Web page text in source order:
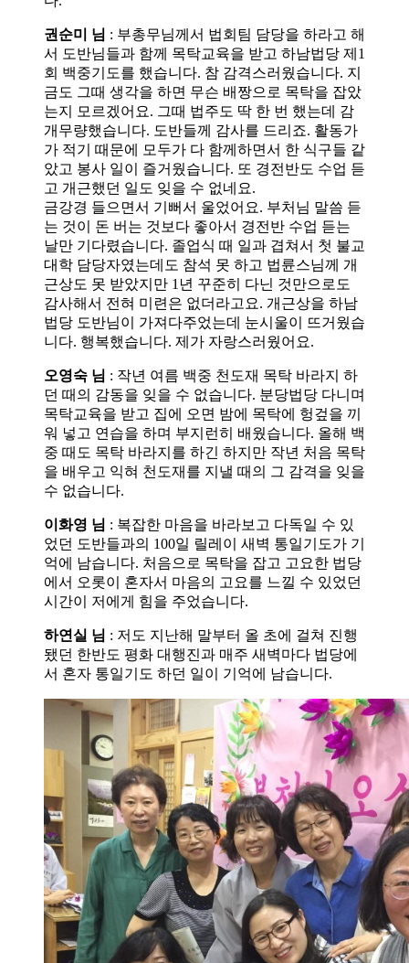
권순미 님 : 부총무님께서 법회팀 담당을 하라고 해
서 도반님들과 함께 목탁교육을 받고 하남법당 제1
회 백중기도를 했습니다. 참 감격스러웠습니다. 지
금도 그때 생각을 하면 무슨 배짱으로 목탁을 잡았
는지 모르겠어요. 그때 법주도 딱 한 번 했는데 감
개무량했습니다. 도반들께 감사를 드리죠. 활동가
가 적기 때문에 모두가 다 함께하면서 한 식구들 같
았고 봉사 일이 즐거웠습니다. 또 경전반도 수업 듣
고 개근했던 일도 잊을 수 없네요.
금강경 들으면서 기뻐서 울었어요. 부처님 말씀 듣
는 것이 돈 버는 것보다 좋아서 경전반 수업 듣는
날만 기다렸습니다. 졸업식 때 일과 겹쳐서 첫 불교
대학 담당자였는데도 참석 못 하고 법륜스님께 개
근상도 못 받았지만 1년 꾸준히 다닌 것만으로도
감사해서 전혀 미련은 없더라고요. 개근상을 하남
법당 도반님이 가져다주었는데 눈시울이 뜨거웠습
니다. 행복했습니다. 제가 자랑스러웠어요.
오영숙 님 : 작년 여름 백중 천도재 목탁 바라지 하
던 때의 감동을 잊을 수 없습니다. 분당법당 다니며
목탁교육을 받고 집에 오면 밤에 목탁에 헝겊을 끼
워 넣고 연습을 하며 부지런히 배웠습니다. 올해 백
중 때도 목탁 바라지를 하긴 하지만 작년 처음 목탁
을 배우고 익혀 천도재를 지낼 때의 그 감격을 잊을
수 없습니다.
이화영 님 : 복잡한 마음을 바라보고 다독일 수 있
었던 도반들과의 100일 릴레이 새벽 통일기도가 기
억에 남습니다. 처음으로 목탁을 잡고 고요한 법당
에서 오롯이 혼자서 마음의 고요를 느낄 수 있었던
시간이 저에게 힘을 주었습니다.
하연실 님 : 저도 지난해 말부터 올 초에 걸쳐 진행
됐던 한반도 평화 대행진과 매주 새벽마다 법당에
서 혼자 통일기도 하던 일이 기억에 남습니다.